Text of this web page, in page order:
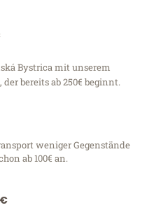
Bystrica mit unserem
, der bereits ab 250€ beginnt.
weniger Gegenstände
ab 100€ an.